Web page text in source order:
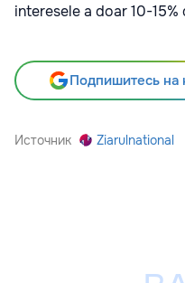
interesele a doar 10-15%
Подпишитесь на
Источник Ziarulnational